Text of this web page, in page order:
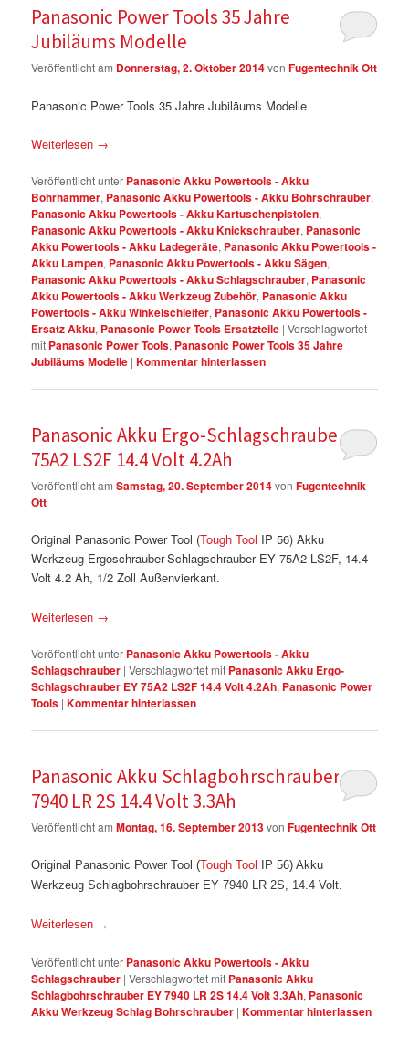
Panasonic Power Tools 35 Jahre
Jubiläums Modelle
Veröffentlicht am Donnerstag, 2. Oktober 2014vonFugentechnik Ott
Panasonic Power Tools 35 Jahre Jubiläums Modelle
Weiterlesen →
Veröffentlicht unter Panasonic Akku Powertools - Akku
Bohrhammer, Panasonic Akku Powertools - Akku Bohrschrauber,
Panasonic Akku Powertools - Akku Kartuschenpistolen,
Panasonic Akku Powertools - Akku Knickschrauber, Panasonic
Akku Powertools - Akku Ladegeräte, Panasonic Akku Powertools -
Akku Lampen, Panasonic Akku Powertools - Akku Sägen,
Panasonic Akku Powertools - Akku Schlagschrauber, Panasonic
Akku Powertools - Akku Werkzeug Zubehör, Panasonic Akku
Powertools - Akku Winkelschleifer, Panasonic Akku Powertools -
Ersatz Akku, Panasonic Power Tools Ersatzteile |Verschlagwortet
mit Panasonic Power Tools, Panasonic Power Tools 35 Jahre
Jubiläums Modelle |Kommentar hinterlassen
Panasonic Akku Ergo-Schlagschrauber EY
75A2 LS2F 14.4 Volt 4.2Ah
Veröffentlicht amSamstag, 20. September 2014vonFugentechnik
Ott
Original Panasonic Power Tool (Tough Tool IP 56) Akku
Werkzeug Ergoschrauber-Schlagschrauber EY 75A2 LS2F, 14.4
Volt 4.2 Ah, 1/2 Zoll Außenvierkant.
Weiterlesen →
Veröffentlicht unter Panasonic Akku Powertools - Akku
Schlagschrauber |Verschlagwortet mit Panasonic Akku Ergo-
Schlagschrauber EY 75A2 LS2F 14.4 Volt 4.2Ah, Panasonic Power
Tools |Kommentar hinterlassen
Panasonic Akku Schlagbohrschrauber EY
7940 LR 2S 14.4 Volt 3.3Ah
Veröffentlicht amMontag, 16. September 2013vonFugentechnik Ott
Original Panasonic Power Tool (Tough Tool
IP 56) Akku
Werkzeug Schlagbohrschrauber EY 7940 LR 2S, 14.4 Volt.
Weiterlesen →
Veröffentlicht unter Panasonic Akku Powertools - Akku
Schlagschrauber |Verschlagwortet mit Panasonic Akku
Schlagbohrschrauber EY 7940 LR 2S 14.4 Volt 3.3Ah, Panasonic
Akku Werkzeug Schlag Bohrschrauber |Kommentar hinterlassen